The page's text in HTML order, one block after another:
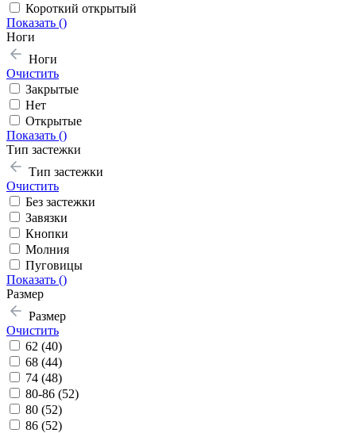
Короткий открытый
Показать ()
Ноги
Ноги
Очистить
Закрытые
Нет
Открытые
Показать ()
Тип застежки
Тип застежки
Очистить
Без застежки
Завязки
Кнопки
Молния
Пуговицы
Показать ()
Размер
Размер
Очистить
62 (40)
68 (44)
74 (48)
80-86 (52)
80 (52)
86 (52)